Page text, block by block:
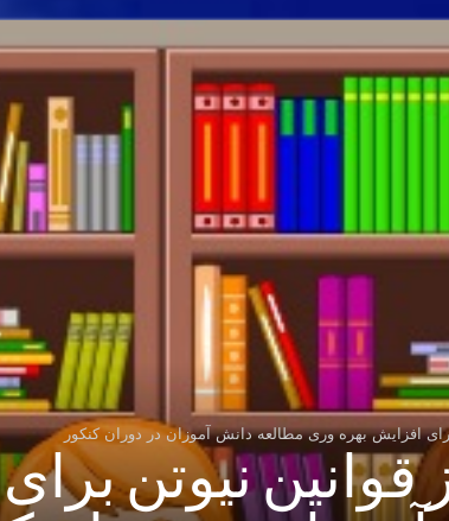
برای افزایش بهره وری مطالعه دانش آموزان در دوران کنکور
قوانین نیوتن